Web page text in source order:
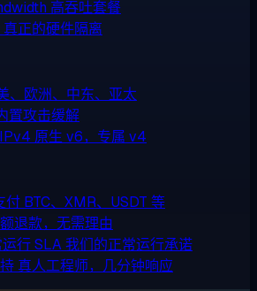
高吞吐套餐
真正的硬件隔离
、欧洲、中东、亚太
置攻击缓解
原生 v6，专属 v4
付 BTC、XMR、USDT 等
退款，无需理由
行 SLA我们的正常运行承诺
真人工程师，几分钟响应